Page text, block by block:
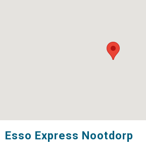
Esso Express Nootdorp